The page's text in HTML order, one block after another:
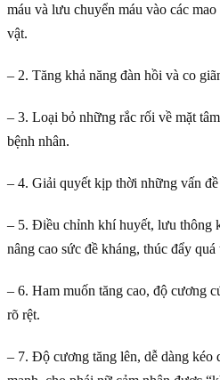
máu và lưu chuyển máu vào các
vật.
– 2. Tăng khả năng đàn hồi và co
– 3. Loại bỏ những rắc rối về mặt
bệnh nhân.
– 4. Giải quyết kịp thời những vấn
– 5. Điều chỉnh khí huyết, lưu thông
nâng cao sức đề kháng, thúc đẩy
– 6. Ham muốn tăng cao, độ cương
rõ rệt.
– 7. Độ cương tăng lên, dễ dàng kéo